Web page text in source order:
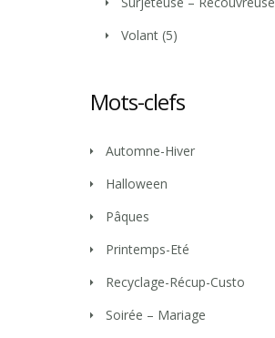
Volant (5)
Mots-clefs
Automne-Hiver
Halloween
Pâques
Printemps-Eté
Recyclage-Récup-Custo
Soirée – Mariage